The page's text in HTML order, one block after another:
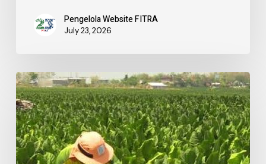
Pengelola Website FITRA
July 23, 2026